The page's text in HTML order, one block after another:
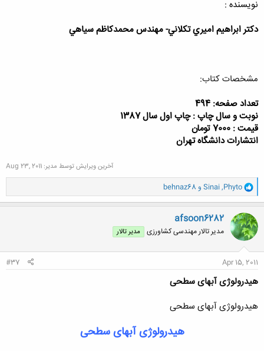
نویسنده :
دكتر ابراهيم اميري تكلاني- مهندس محمدكاظم سياهي
مشخصات کتاب:
تعداد صفحه: 494
نوبت و سال چاپ : چاپ اول سال 1387
قیمت : 7000 تومان
انتشارات دانشگاه تهران
آخرین ویرایش توسط مدیر: Aug 23, 2011
و
ا
ک
ن
ش
ه
ا
Phyto
,
Sinai و behnaz68
afsoon6282
مدیر تالار مهندسی كشاورزی مدیر تالار
Apr 15, 2011
#37
هیدرولوژی آبهای سطحی
هیدرولوژی آبهای سطحی
هیدرولوژی آبهای سطحی